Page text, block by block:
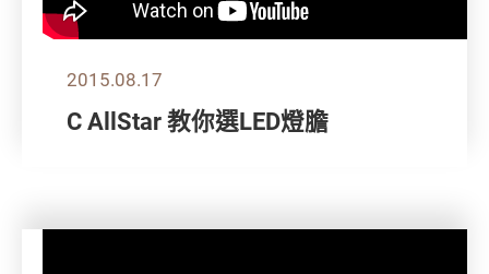
2015.08.17
C AllStar 教你選LED燈膽